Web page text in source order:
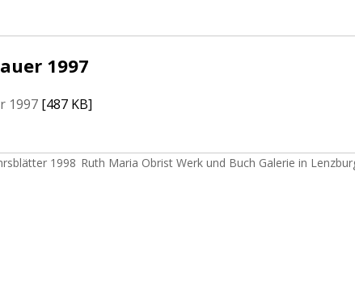
1997
1997[487 KB]
1998 Ruth Maria Obrist Werk und Buch Galerie in